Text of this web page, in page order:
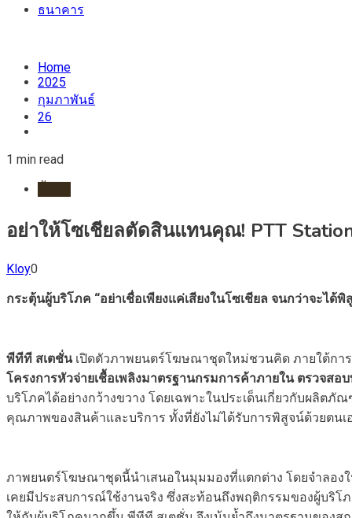
ธนาคาร
Home
2025
กุมภาพันธ์
26
1 min read
อย่าให้โซเชียลตัดสินแทนคุณ! PTT
Kloy0
กระตุ้นผู้บริโภค “อย่าเชื่อเพียงแค่เสียงในโซเชียล จนกว่าจะได้พิ
พีทีที สเตชั่นเปิดตัวภาพยนตร์โฆษณาชุดใหม่ชวนคิด ภายใต้กา
โครงการหัวจ่ายเชื้อเพลิงมาตรฐานกรมการค้าภายใน ตรวจสอบ
บริโภคได้อย่างกว้างขวาง โดยเฉพาะในประเด็นเกี่ยวกับผลิต
คุณภาพของสินค้าและบริการ ทั้งที่ยังไม่ได้รับการพิสูจน์ด้วยตนเ
ภาพยนตร์โฆษณาชุดนี้นำเสนอในมุมมองที่แตกต่าง โดยจำลองใ
เคยมีประสบการณ์ใช้งานจริง ซึ่งสะท้อนถึงพฤติกรรมของผู้บริ